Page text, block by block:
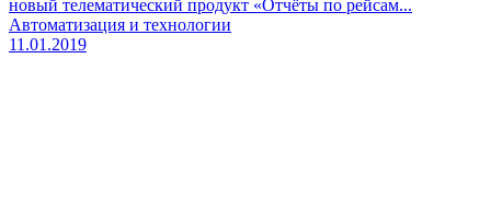
новый телематический продукт «Отчёты по рейсам...
Автоматизация и технологии
11.01.2019